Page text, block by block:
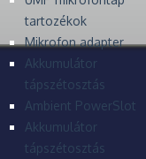
tartozékok
Mikrofon adapter
Akkumulátor
tápszétosztás
Ambient PowerSlot
Akkumulátor
tápszétosztás